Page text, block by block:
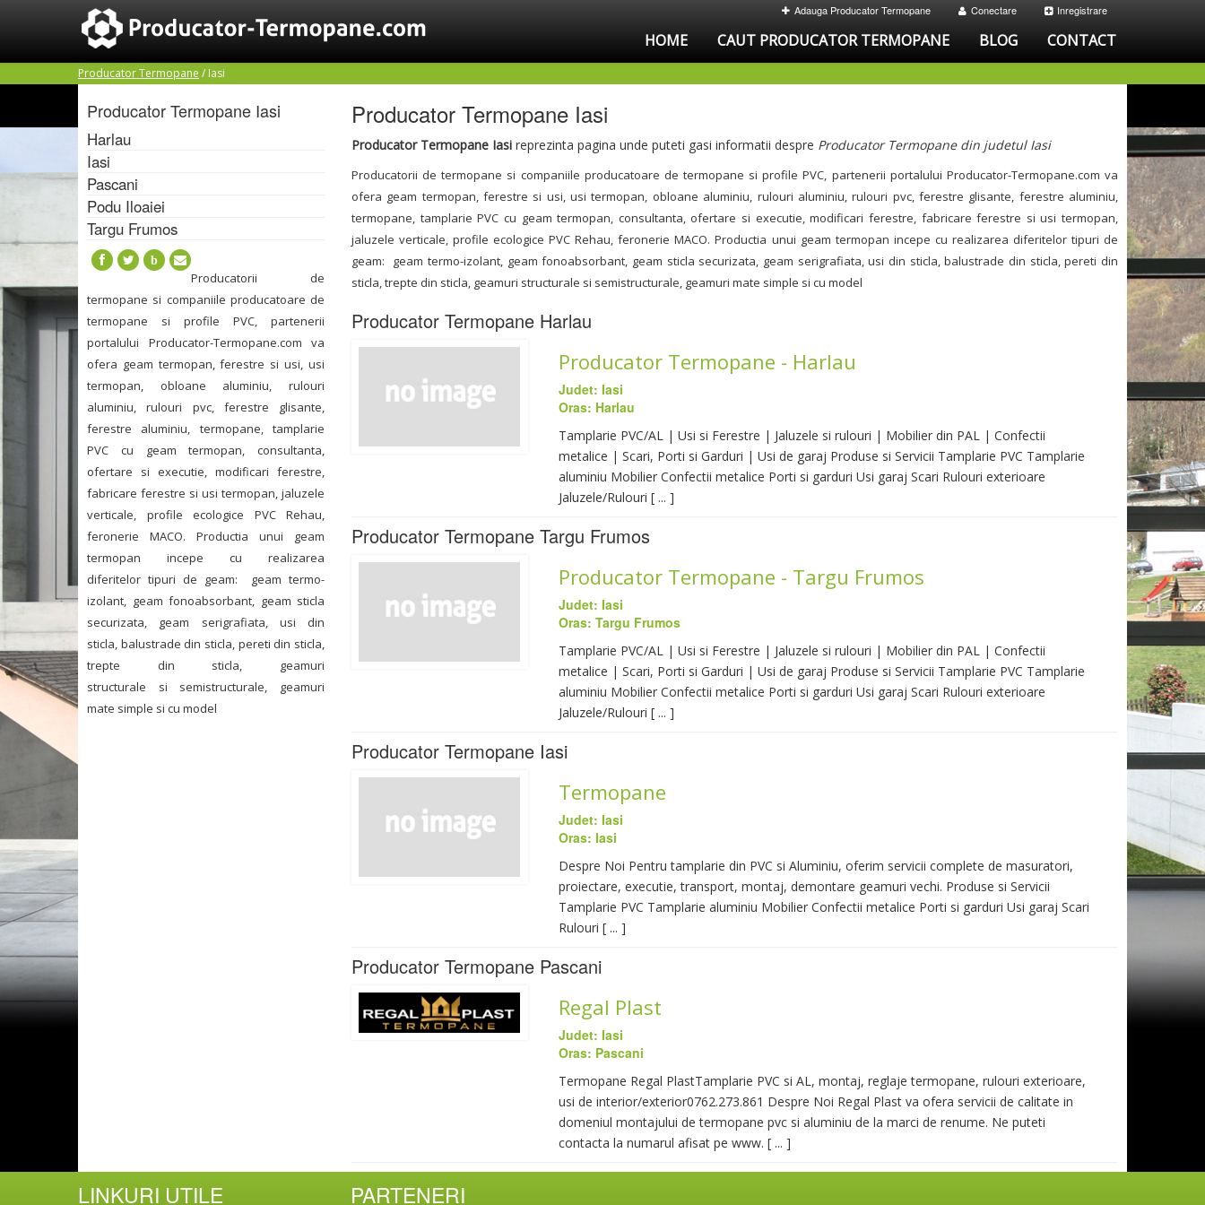
Adauga Producator Termopane Conectare Inregistrare
HOME CAUT PRODUCATOR TERMOPANE BLOG CONTACT
Producator Termopane / Iasi
Producator Termopane Iasi
Harlau
Iasi
Pascani
Podu Iloaiei
Targu Frumos
b
Producatorii de
termopane si companiile producatoare de
termopane si profile PVC, partenerii
portalului Producator-Termopane.com va
ofera geam termopan, ferestre si usi, usi
termopan, obloane aluminiu, rulouri
aluminiu, rulouri pvc, ferestre glisante,
ferestre aluminiu, termopane, tamplarie
PVC cu geam termopan, consultanta,
ofertare si executie, modificari ferestre,
fabricare ferestre si usi termopan, jaluzele
verticale, profile ecologice PVC Rehau,
feronerie MACO. Productia unui geam
termopan incepe cu realizarea
diferitelor tipuri de geam: geam termo-
izolant, geam fonoabsorbant, geam sticla
securizata, geam serigrafiata, usi din
sticla, balustrade din sticla, pereti din sticla,
trepte din sticla, geamuri
structurale si semistructurale, geamuri
mate simple si cu model
Producator Termopane Iasi
Producator Termopane Iasi reprezinta pagina unde puteti gasi informatii despre Producator Termopane din judetul Iasi
Producatorii de termopane si companiile producatoare de termopane si profile PVC, partenerii portalului Producator-Termopane.com va
ofera geam termopan, ferestre si usi, usi termopan, obloane aluminiu, rulouri aluminiu, rulouri pvc, ferestre glisante, ferestre aluminiu,
termopane, tamplarie PVC cu geam termopan, consultanta, ofertare si executie, modificari ferestre, fabricare ferestre si usi termopan,
jaluzele verticale, profile ecologice PVC Rehau, feronerie MACO. Productia unui geam termopan incepe cu realizarea diferitelor tipuri de
geam: geam termo-izolant, geam fonoabsorbant, geam sticla securizata, geam serigrafiata, usi din sticla, balustrade din sticla, pereti din
sticla, trepte din sticla, geamuri structurale si semistructurale, geamuri mate simple si cu model
Producator Termopane Harlau
Producator Termopane - Harlau
Judet: Iasi
Oras: Harlau
Tamplarie PVC/AL | Usi si Ferestre | Jaluzele si rulouri | Mobilier din PAL | Confectii
metalice | Scari, Porti si Garduri | Usi de garaj Produse si Servicii Tamplarie PVC Tamplarie
aluminiu Mobilier Confectii metalice Porti si garduri Usi garaj Scari Rulouri exterioare
Jaluzele/Rulouri [ ... ]
Producator Termopane Targu Frumos
Producator Termopane - Targu Frumos
Judet: Iasi
Oras: Targu Frumos
Tamplarie PVC/AL | Usi si Ferestre | Jaluzele si rulouri | Mobilier din PAL | Confectii
metalice | Scari, Porti si Garduri | Usi de garaj Produse si Servicii Tamplarie PVC Tamplarie
aluminiu Mobilier Confectii metalice Porti si garduri Usi garaj Scari Rulouri exterioare
Jaluzele/Rulouri [ ... ]
Producator Termopane Iasi
Termopane
Judet: Iasi
Oras: Iasi
Despre Noi Pentru tamplarie din PVC si Aluminiu, oferim servicii complete de masuratori,
proiectare, executie, transport, montaj, demontare geamuri vechi. Produse si Servicii
Tamplarie PVC Tamplarie aluminiu Mobilier Confectii metalice Porti si garduri Usi garaj Scari
Rulouri [ ... ]
Producator Termopane Pascani
Regal Plast
Judet: Iasi
Oras: Pascani
Termopane Regal PlastTamplarie PVC si AL, montaj, reglaje termopane, rulouri exterioare,
usi de interior/exterior0762.273.861 Despre Noi Regal Plast va ofera servicii de calitate in
domeniul montajului de termopane pvc si aluminiu de la marci de renume. Ne puteti
contacta la numarul afisat pe www. [ ... ]
LINKURI UTILE PARTENERI